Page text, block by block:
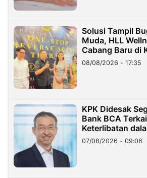
Solusi Tampil
Muda, HLL
Cabang Baru di
08/08/2026 - 17:35
KPK Didesak
Bank BCA
Keterlibatan
Hilangnya Dana
Miliar
07/08/2026 - 09:06